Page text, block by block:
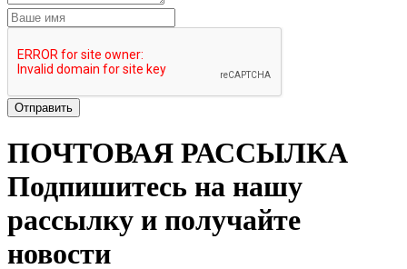
ПОЧТОВАЯ РАССЫЛКА
Подпишитесь на нашу
рассылку и получайте
новости